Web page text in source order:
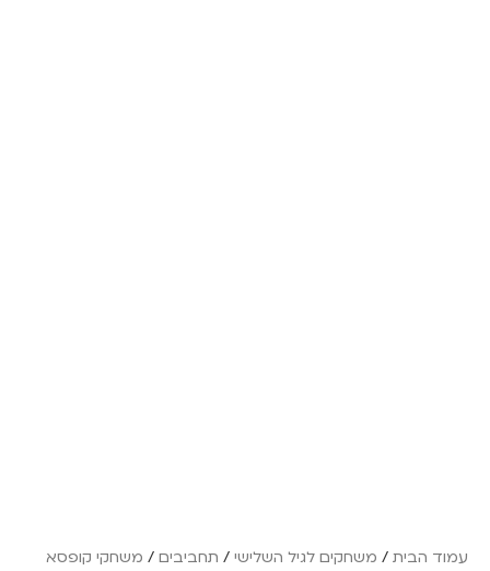
עמוד הבית / משחקים לגיל השלישי / תחביבים / משחקי קופסא